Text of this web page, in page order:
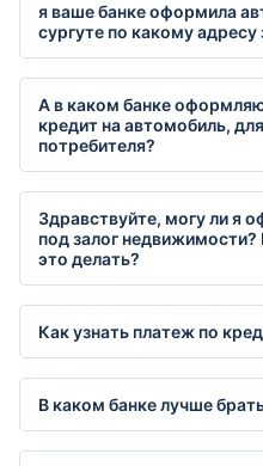
я ваше банке оформила
сургуте по какому
А в каком банке
кредит на автомобиль,
потребителя?
Здравствуйте, могу ли я
под залог
это делать?
Как узнать платеж по
В каком банке лучше